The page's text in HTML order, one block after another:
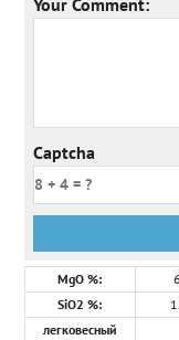
Your Comment:
Captcha
MgO %:
SiO2 %:
легковесный